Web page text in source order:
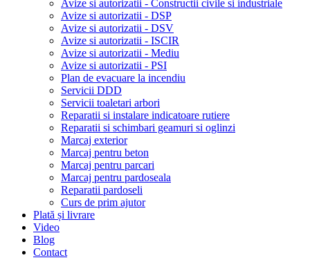
Avize si autorizatii - Constructii civile si industriale
Avize si autorizatii - DSP
Avize si autorizatii - DSV
Avize si autorizatii - ISCIR
Avize si autorizatii - Mediu
Avize si autorizatii - PSI
Plan de evacuare la incendiu
Servicii DDD
Servicii toaletari arbori
Reparatii si instalare indicatoare rutiere
Reparatii si schimbari geamuri si oglinzi
Marcaj exterior
Marcaj pentru beton
Marcaj pentru parcari
Marcaj pentru pardoseala
Reparatii pardoseli
Curs de prim ajutor
Plată și livrare
Video
Blog
Contact